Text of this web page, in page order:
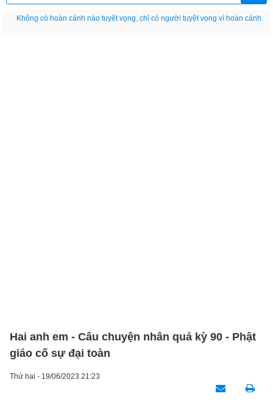
Nếu như không chịu học tập thì cho dù đi vạn dặm đường cũng chỉ là anh đưa
Hai anh em - Câu chuyện nhân quả kỳ 90 - Phật
giáo cố sự đại toàn
Thứ hai - 19/06/2023 21:23